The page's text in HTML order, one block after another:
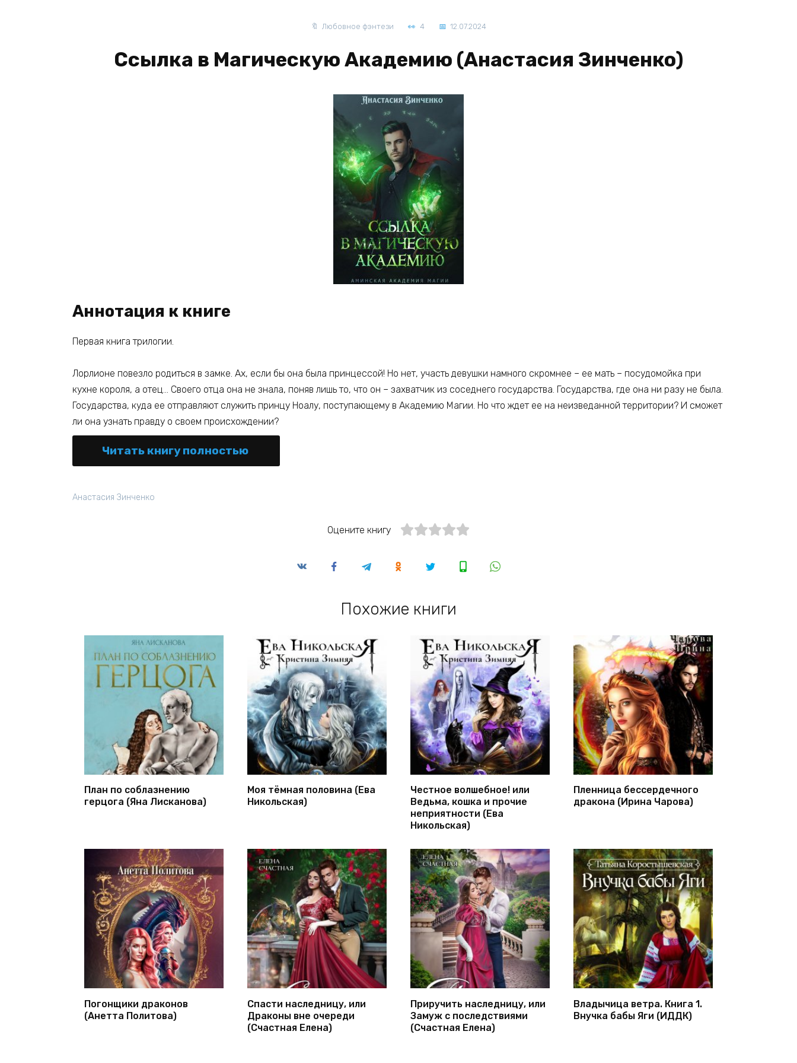
Любовное фэнтези 4 12.07.2024
Ссылка в Магическую Академию (Анастасия Зинченко)
Аннотация к книге
Первая книга трилогии.
Лорлионе повезло родиться в замке. Ах, если бы она была принцессой! Но нет, участь девушки намного скромнее – ее мать – посудомойка при
кухне короля, а отец… Своего отца она не знала, поняв лишь то, что он – захватчик из соседнего государства. Государства, где она ни разу не была.
Государства, куда ее отправляют служить принцу Ноалу, поступающему в Академию Магии. Но что ждет ее на неизведанной территории? И сможет
ли она узнать правду о своем происхождении?
Читать книгу полностью
Анастасия Зинченко
Оцените книгу
Похожие книги
План по соблазнению
герцога (Яна Лисканова)
Моя тёмная половина (Ева
Никольская)
Честное волшебное! или
Ведьма, кошка и прочие
неприятности (Ева
Никольская)
Пленница бессердечного
дракона (Ирина Чарова)
Погонщики драконов
(Анетта Политова)
Спасти наследницу, или
Драконы вне очереди
(Счастная Елена)
Приручить наследницу, или
Замуж с последствиями
(Счастная Елена)
Владычица ветра. Книга 1.
Внучка бабы Яги (ИДДК)